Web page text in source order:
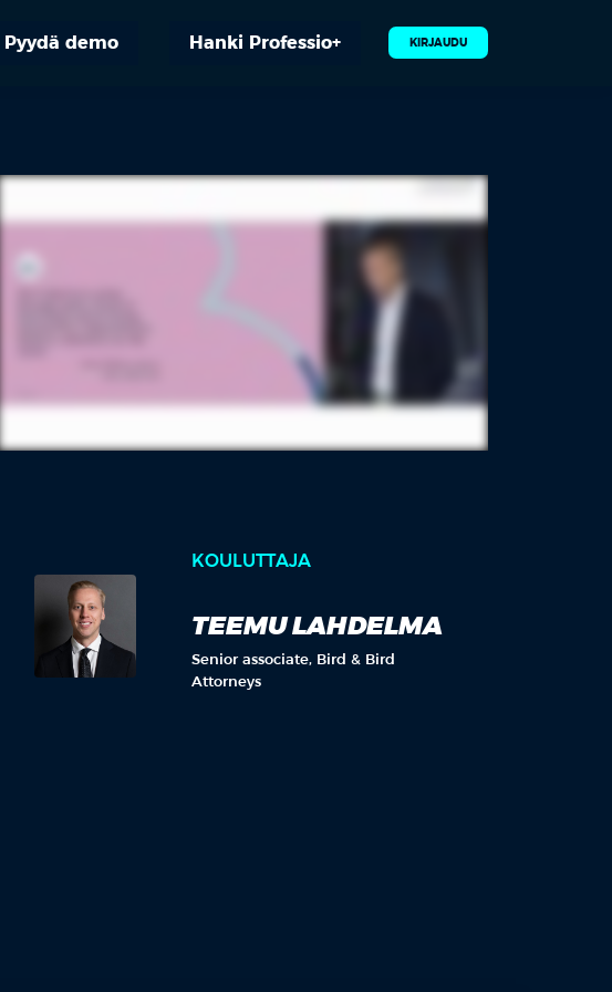
Pyydä demo Hanki Professio+ KIRJAUDU
KOULUTTAJA
TEEMU LAHDELMA
Senior associate, Bird & Bird
Attorneys